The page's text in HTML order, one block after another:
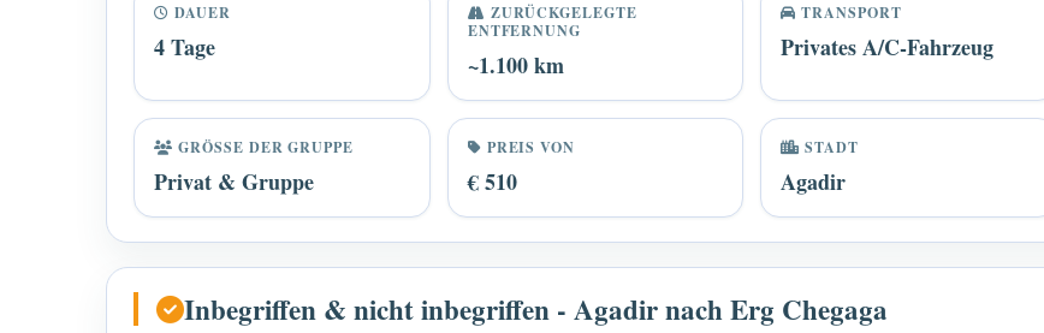
DAUER
4 Tage
ZURÜCKGELEGTE
ENTFERNUNG
~1.100 km
TRANSPORT
Privates A/C-Fahrzeug
GRÖSSE DER GRUPPE
Privat & Gruppe
PREIS VON
€ 510
STADT
Agadir
Inbegriffen & nicht inbegriffen - Agadir nach Erg Chegaga